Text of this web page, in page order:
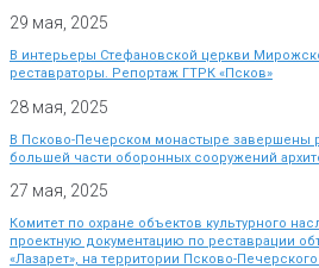
29 мая, 2025
В интерьеры Стефановской церкви
реставраторы. Репортаж ГТРК «Псков»
28 мая, 2025
В Псково-Печерском монастыре завершены
большей части оборонных сооружений
27 мая, 2025
Комитет по охране объектов культурного
проектную документацию по реставрации
«Лазарет», на территории Псково-